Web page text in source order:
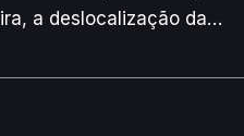
a deslocalização da
solidariedade para